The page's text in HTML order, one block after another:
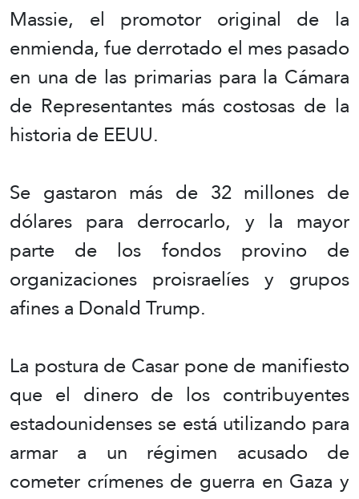
Massie, el promotor original de la
enmienda, fue derrotado el mes pasado
en una de las primarias para la Cámara
de Representantes más costosas de la
historia de EEUU.
Se gastaron más de 32 millones de
dólares para derrocarlo, y la mayor
parte de los fondos provino de
organizaciones proisraelíes y grupos
afines a Donald Trump.
La postura de Casar pone de manifiesto
que el dinero de los contribuyentes
estadounidenses se está utilizando para
armar a un régimen acusado de
cometer crímenes de guerra en Gaza y